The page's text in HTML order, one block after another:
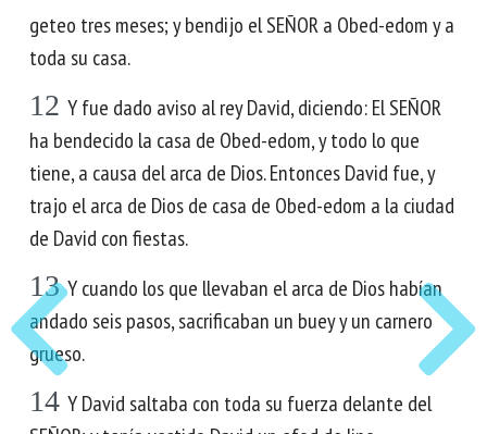
geteo tres meses; y bendijo el SEÑOR a Obed-edom y a
toda su casa.
12 Y fue dado aviso al rey David, diciendo: El SEÑOR
ha bendecido la casa de Obed-edom, y todo lo que
tiene, a causa del arca de Dios. Entonces David fue, y
trajo el arca de Dios de casa de Obed-edom a la ciudad
de David con fiestas.
13 Y cuando los que llevaban el arca de Dios habían
andado seis pasos, sacrificaban un buey y un carnero
grueso.
14 Y David saltaba con toda su fuerza delante del